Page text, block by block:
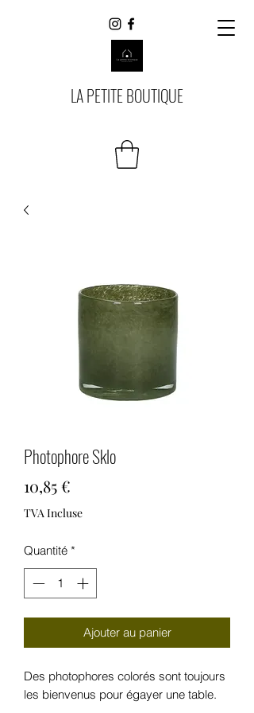
LA PETITE BOUTIQUE
Photophore Sklo
10,85 €
TVA Incluse
Quantité *
Ajouter au panier
Des photophores colorés sont toujours
les bienvenus pour égayer une table.